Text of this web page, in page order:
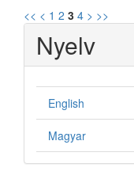
<< < 1 2 3 4 > >>
Nyelv
English
Magyar